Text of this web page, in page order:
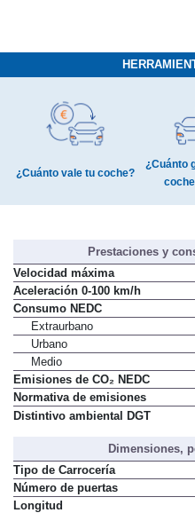
¿Cuánto vale tu coche?
¿Cuánto
Prestaciones y
Velocidad máxima
Aceleración 0-100 km/h
Consumo NEDC
Extraurbano
Urbano
Medio
Emisiones de CO₂ NEDC
Normativa de emisiones
Distintivo ambiental DGT
Dimensiones,
Tipo de Carrocería
Número de puertas
Longitud